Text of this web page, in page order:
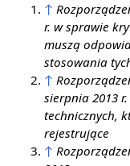
↑
r. w sprawie
muszą
stosowania
↑
sierpnia 2013
technicznych,
rejestrujące
↑